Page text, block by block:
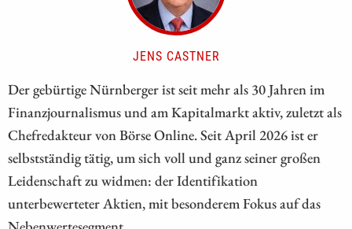
JENS CASTNER
Der gebürtige Nürnberger ist seit mehr als 30 Jahren im
Finanzjournalismus und am Kapitalmarkt aktiv, zuletzt als
Chefredakteur von Börse Online. Seit April 2026 ist er
selbstständig tätig, um sich voll und ganz seiner großen
Leidenschaft zu widmen: der Identifikation
unterbewerteter Aktien, mit besonderem Fokus auf das